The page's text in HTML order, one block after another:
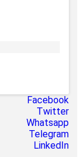
Facebook
Twitter
Whatsapp
Telegram
LinkedIn